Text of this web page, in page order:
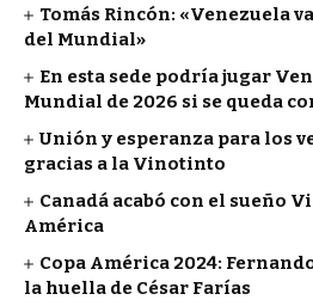
Tomás Rincón: «Venezuela
del Mundial»
En esta sede podría jugar
Mundial de 2026 si se queda
Unión y esperanza para los
gracias a la Vinotinto
Canadá acabó con el sueño
América
Copa América 2024:
la huella de César Farías